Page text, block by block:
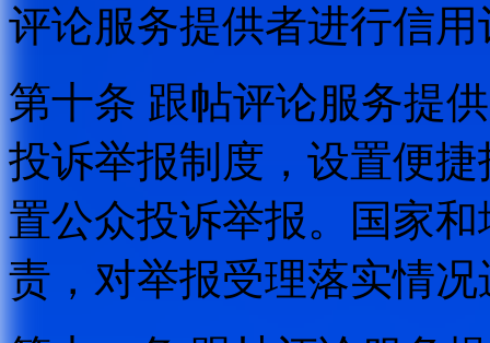
评论服务提供者进行信用
第十条 跟帖评论服务提
投诉举报制度，设置便
置公众投诉举报。国家
责，对举报受理落实情